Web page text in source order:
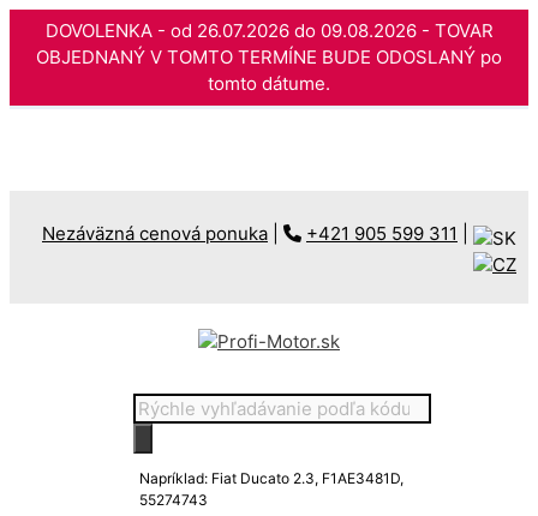
DOVOLENKA - od 26.07.2026 do 09.08.2026 - TOVAR
OBJEDNANÝ V TOMTO TERMÍNE BUDE ODOSLANÝ po
tomto dátume.
Nezáväzná cenová ponuka +421 905 599 311
Products
search
Napríklad: Fiat Ducato 2.3, F1AE3481D,
55274743